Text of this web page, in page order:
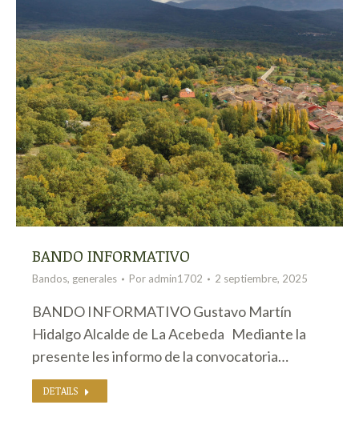
BANDO INFORMATIVO
Bandos, generales Por admin1702 2 septiembre, 2025
BANDO INFORMATIVO Gustavo Martín
Hidalgo Alcalde de La Acebeda Mediante la
presente les informo de la convocatoria…
DETAILS